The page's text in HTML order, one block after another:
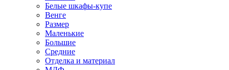
Белые шкафы-купе
Венге
Размер
Маленькие
Большие
Средние
Отделка и материал